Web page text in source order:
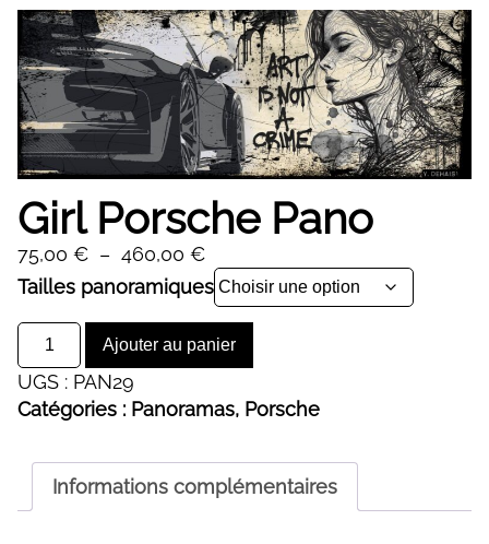
Girl Porsche Pano
75,00 € – 460,00 €Plage
de
prix :
75,00 €
à
Tailles panoramiques
quantité
de
Girl
Porsche
Ajouter au panier
Alternative:
UGS : PAN29
Catégories : Panoramas, Porsche
Informations complémentaires